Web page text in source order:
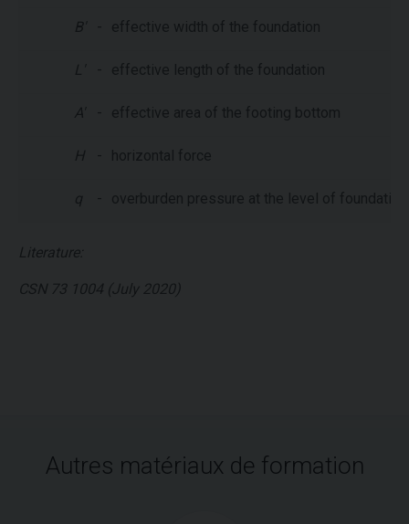
B' - effective width of the foundation
L' - effective length of the foundation
A' - effective area of the footing bottom
H - horizontal force
q - overburden pressure at the level of
Literature:
CSN 73 1004 (July 2020)
Autres matériaux de formation